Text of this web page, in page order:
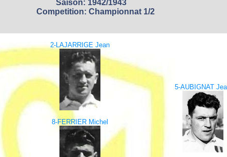
Saison: 1942/1943
Competition: Championnat 1/2
2-LAJARRIGE Jean
5-AUBIGNAT
8-FERRIER Michel